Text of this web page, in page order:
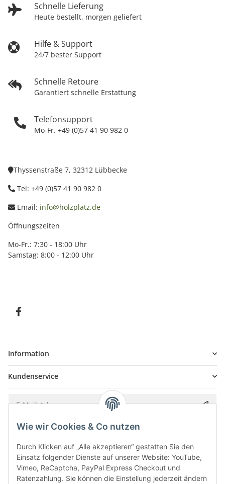
Schnelle Lieferung
Heute bestellt, morgen geliefert
Hilfe & Support
24/7 bester Support
Schnelle Retoure
Garantiert schnelle Erstattung
Telefonsupport
Mo-Fr. +49 (0)57 41 90 982 0
Thyssenstraße 7, 32312 Lübbecke
Tel: +49 (0)57 41 90 982 0
Email: info@holzplatz.de
Öffnungszeiten
Mo-Fr.: 7:30 - 18:00 Uhr
Samstag: 8:00 - 12:00 Uhr
Information
Kundenservice
Bitte senden Sie mir entsprechend IhrerDatenschutzerklärung
Wie wir Cookies & Co nutzen
Durch Klicken auf „Alle akzeptieren“ gestatten Sie den
Einsatz folgender Dienste auf unserer Website: YouTube,
Vimeo, ReCaptcha, PayPal Express Checkout und
Ratenzahlung. Sie können die Einstellung jederzeit ändern